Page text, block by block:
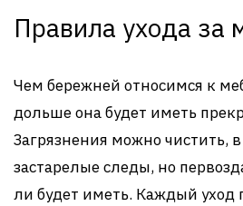
Правила ухода за
Чем бережней относимся к
дольше она будет иметь
Загрязнения можно чистить,
застарелые следы, но
ли будет иметь. Каждый уход